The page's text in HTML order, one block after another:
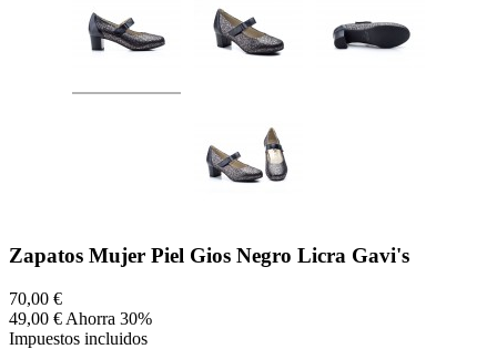
Zapatos Mujer Piel Gios Negro Licra Gavi's
70,00 €
49,00 € Ahorra 30%
Impuestos incluidos